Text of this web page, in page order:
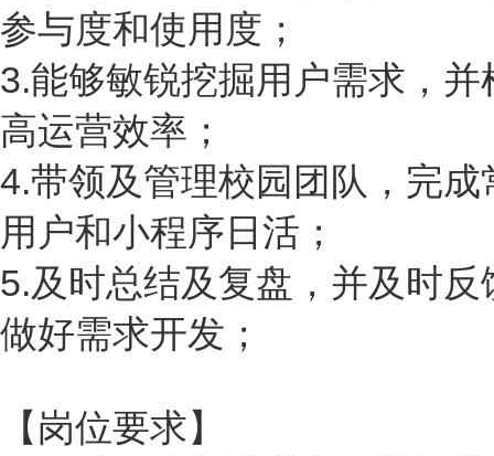
参与度和使用度；
3.能够敏锐挖掘用户需求，
高运营效率；
4.带领及管理校园团队，完
用户和小程序日活；
5.及时总结及复盘，并及时
做好需求开发；
【岗位要求】